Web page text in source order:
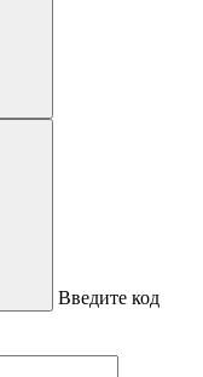
Введите код